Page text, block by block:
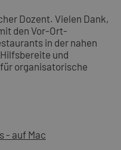
Dozent. Vielen Dank,
den Vor-Ort-
in der nahen
und
organisatorische
- auf Mac